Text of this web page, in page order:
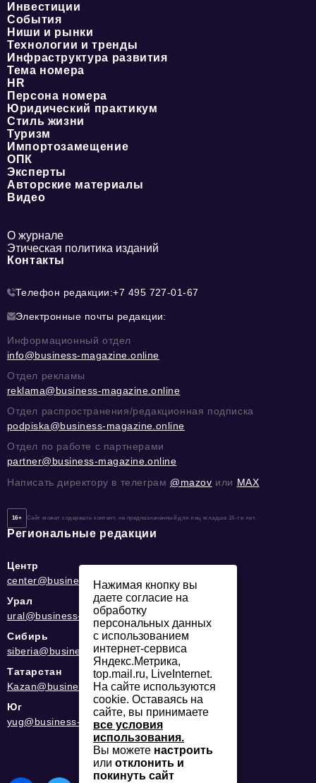
Инвестиции
События
Ниши и рынки
Технологии и тренды
Инфраструктура развития
Тема номера
HR
Персона номера
Юридический практикум
Стиль жизни
Туризм
Импортозамещение
ОПК
Эксперты
Авторские материалы
Видео
О журнале
Этическая политика изданий
Контакты
Телефон редакции:+7 495 727-01-67
Электронные почты редакции:
Информационный отдел
info@business-magazine.online
Отдел рекламы
reklama@business-magazine.online
Отдел распространения/редакционная подписка
podpiska@business-magazine.online
Отдел по работе с партнерами
partner@business-magazine.online
Написать директору в телеграм @mazov или MAX
16+ Сайт может содержать контент, не предназначенный для лиц младше 16-ти лет.
Региональные редакции
Центр
center@business-magazine.online
Урал
ural@business-magazine.online
Сибирь
siberia@business-magazine.online
Татарстан
Kazan@business-magazine.online
Юг
yug@business-magazine.online
Нажимая кнопку вы
даете согласие на
обработку
персональных данных
с использованием
интернет-сервиса
Яндекс.Метрика,
top.mail.ru, LiveInternet.
На сайте используются
cookie. Оставаясь на
сайте, вы принимаете
все условия
использования.
Вы можете настроить
или отклонить и
покинуть сайт